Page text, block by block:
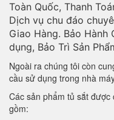
Toàn Quốc, Thanh
Dịch vụ chu đáo
Giao Hàng. Bảo Hành
dụng, Bảo Trì Sản
Ngoài ra chúng tôi còn
cầu sử dụng trong nhà
Các sản phẩm tủ sắt
gồm: